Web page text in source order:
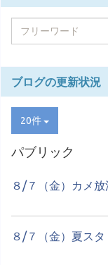
ブログの更新状況
20件
パブリック
８/７（金）カメ放
８/７（金）夏ス